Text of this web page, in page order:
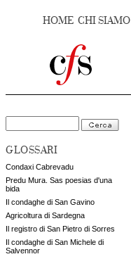
HOME CHI SIAMO
GLOSSARI
Condaxi Cabrevadu
Predu Mura. Sas poesias d'una
bida
Il condaghe di San Gavino
Agricoltura di Sardegna
Il registro di San Pietro di Sorres
Il condaghe di San Michele di
Salvennor